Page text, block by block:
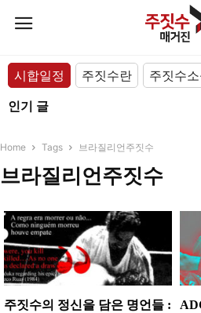
시합일정 주짓수란 주짓수소
인기 글
Home Tags 브라질리언주짓수
브라질리언주짓수
주짓수의 정신을 담은 명언들 :